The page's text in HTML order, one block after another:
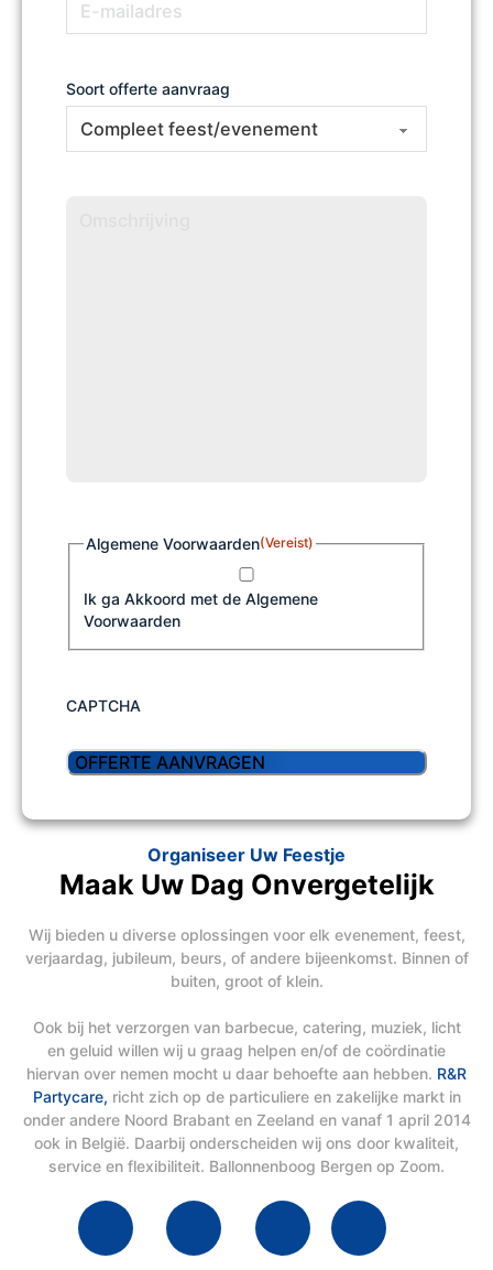
mailadres
Soort offerte aanvraag
Algemene Voorwaarden(Vereist)
Ik ga Akkoord met de Algemene
Voorwaarden
CAPTCHA
Organiseer Uw Feestje
Maak Uw Dag Onvergetelijk
Wij bieden u diverse oplossingen voor elk evenement, feest,
verjaardag, jubileum, beurs, of andere bijeenkomst. Binnen of
buiten, groot of klein.
Ook bij het verzorgen van barbecue, catering, muziek, licht
en geluid willen wij u graag helpen en/of de coördinatie
hiervan over nemen mocht u daar behoefte aan hebben. R&R
Partycare, richt zich op de particuliere en zakelijke markt in
onder andere Noord Brabant en Zeeland en vanaf 1 april 2014
ook in België. Daarbij onderscheiden wij ons door kwaliteit,
service en flexibiliteit. Ballonnenboog Bergen op Zoom.